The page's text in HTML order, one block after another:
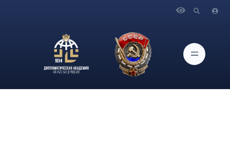
председателя СБ ООН по расследованию теракта на
газопроводах «Северный поток»